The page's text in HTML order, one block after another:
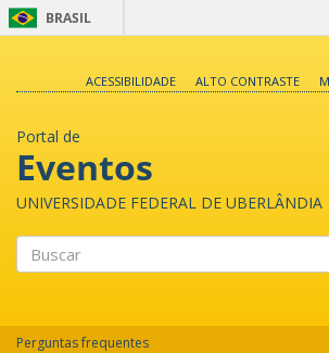
BRASIL
ACESSIBILIDADE
ALTO CONTRASTE
Portal de
Eventos
UNIVERSIDADE FEDERAL DE UBERLÂNDIA
Perguntas frequentes